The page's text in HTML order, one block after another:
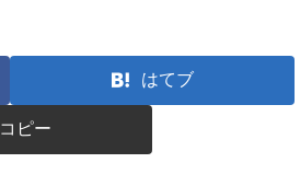
はてブ
コピー